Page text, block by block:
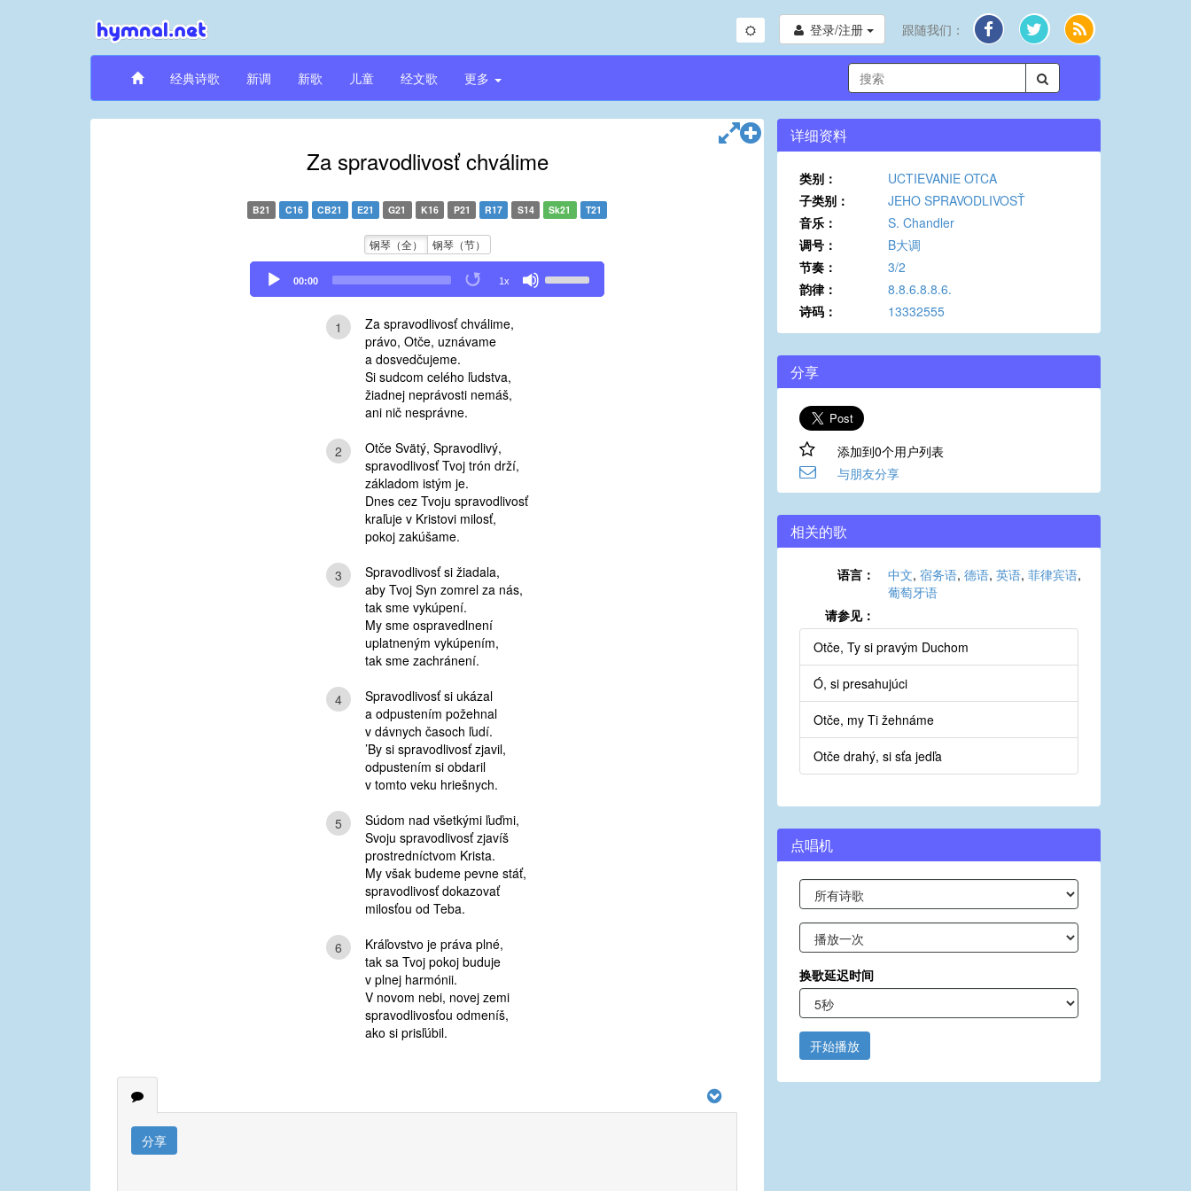
登录/注册 跟随我们：
经典诗歌 新调 新歌 儿童 经文歌 更多
Za spravodlivosť chválime
B21 C16 CB21 E21 G21 K16 P21 R17 S14 Sk21 T21
钢琴（全） 钢琴（节）
Audio
Player
00:00 1x
Up/Down
1
Za spravodlivosť chválime,
právo, Otče, uznávame
a dosvedčujeme.
Si sudcom celého ľudstva,
žiadnej neprávosti nemáš,
ani nič nesprávne.
2
Otče Svätý, Spravodlivý,
spravodlivosť Tvoj trón drží,
základom istým je.
Dnes cez Tvoju spravodlivosť
kraľuje v Kristovi milosť,
pokoj zakúšame.
3
Spravodlivosť si žiadala,
aby Tvoj Syn zomrel za nás,
tak sme vykúpení.
My sme ospravedlnení
uplatneným vykúpením,
tak sme zachránení.
4
Spravodlivosť si ukázal
a odpustením požehnal
v dávnych časoch ľudí.
’By si spravodlivosť zjavil,
odpustením si obdaril
v tomto veku hriešnych.
5
Súdom nad všetkými ľuďmi,
Svoju spravodlivosť zjavíš
prostredníctvom Krista.
My však budeme pevne stáť,
spravodlivosť dokazovať
milosťou od Teba.
6
Kráľovstvo je práva plné,
tak sa Tvoj pokoj buduje
v plnej harmónii.
V novom nebi, novej zemi
spravodlivosťou odmeníš,
ako si prisľúbil.
分享
详细资料
类别：
UCTIEVANIE OTCA
子类别：
JEHO SPRAVODLIVOSŤ
音乐：
S. Chandler
调号：
B大调
节奏：
3/2
韵律：
8.8.6.8.8.6.
诗码：
13332555
分享
添加到0个用户列表
与朋友分享
相关的歌
语言： 中文, 宿务语, 德语, 英语, 菲律宾语,
葡萄牙语
请参见：
Otče, Ty si pravým Duchom
Ó, si presahujúci
Otče, my Ti žehnáme
Otče drahý, si sťa jedľa
点唱机
换歌延迟时间
开始播放